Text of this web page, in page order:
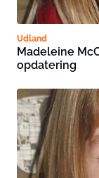
Udland
Madeleine
opdatering